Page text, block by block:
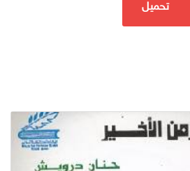
تحميل